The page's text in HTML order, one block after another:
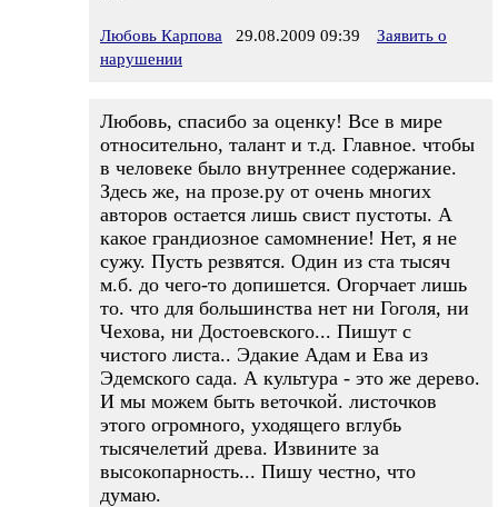
Любовь Карпова 29.08.2009 09:39
Заявить о
нарушении
Любовь, спасибо за оценку! Все в мире
относительно, талант и т.д. Главное. чтобы
в человеке было внутреннее содержание.
Здесь же, на прозе.ру от очень многих
авторов остается лишь свист пустоты. А
какое грандиозное самомнение! Нет, я не
сужу. Пусть резвятся. Один из ста тысяч
м.б. до чего-то допишется. Огорчает лишь
то. что для большинства нет ни Гоголя, ни
Чехова, ни Достоевского... Пишут с
чистого листа.. Эдакие Адам и Ева из
Эдемского сада. А культура - это же дерево.
И мы можем быть веточкой. листочков
этого огромного, уходящего вглубь
тысячелетий древа. Извините за
высокопарность... Пишу честно, что
думаю.